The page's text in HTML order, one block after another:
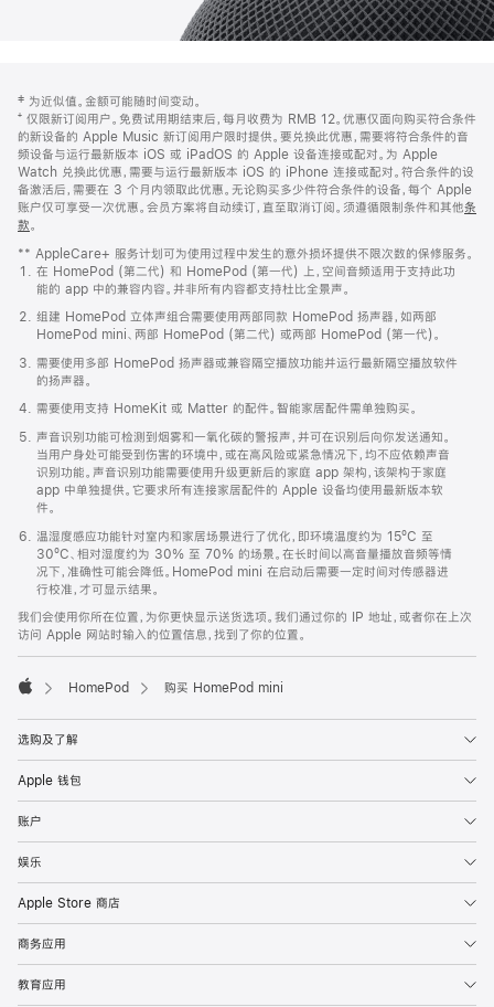
页
页
脚
注
‡ 为近似值。金额可能随时间变动。
⁺ 仅限新订阅用户。免费试用期结束后，每月收费为 RMB 12。优惠仅面向购买符合条件
的新设备的 Apple Music 新订阅用户限时提供。要兑换此优惠，需要将符合条件的音
频设备与运行最新版本 iOS 或 iPadOS 的 Apple 设备连接或配对。为 Apple
Watch 兑换此优惠，需要与运行最新版本 iOS 的 iPhone 连接或配对。符合条件的设
备激活后，需要在 3 个月内领取此优惠。无论购买多少件符合条件的设备，每个 Apple
账户仅可享受一次优惠。会员方案将自动续订，直至取消订阅。须遵循限制条件和其他条
款。
窗
口
中
打
开)
** AppleCare+ 服务计划可为使用过程中发生的意外损坏提供不限次数的保修服务。
在 HomePod (第二代) 和 HomePod (第一代) 上，空间音频适用于支持此功
能的 app 中的兼容内容。并非所有内容都支持杜比全景声。
组建 HomePod 立体声组合需要使用两部同款 HomePod 扬声器，如两部
HomePod mini、两部 HomePod (第二代) 或两部 HomePod (第一代)。
需要使用多部 HomePod 扬声器或兼容隔空播放功能并运行最新隔空播放软件
的扬声器。
需要使用支持 HomeKit 或 Matter 的配件。智能家居配件需单独购买。
声音识别功能可检测到烟雾和一氧化碳的警报声，并可在识别后向你发送通知。
当用户身处可能受到伤害的环境中，或在高风险或紧急情况下，均不应依赖声音
识别功能。声音识别功能需要使用升级更新后的家庭 app 架构，该架构于家庭
app 中单独提供。它要求所有连接家居配件的 Apple 设备均使用最新版本软
件。
温湿度感应功能针对室内和家居场景进行了优化，即环境温度约为 15ºC 至
30ºC、相对湿度约为 30% 至 70% 的场景。在长时间以高音量播放音频等情
况下，准确性可能会降低。HomePod mini 在启动后需要一定时间对传感器进
行校准，才可显示结果。
我们会使用你所在位置，为你更快显示送货选项。我们通过你的 IP 地址，或者你在上次
访问 Apple 网站时输入的位置信息，找到了你的位置。
HomePod 购买 HomePod mini
选购及了解
Apple 钱包
账户
娱乐
Apple Store 商店
商务应用
教育应用